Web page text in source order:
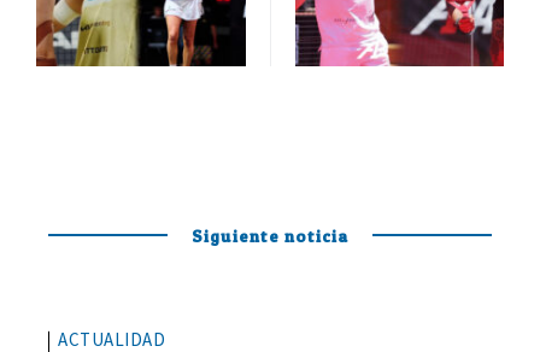
Siguiente noticia
ACTUALIDAD